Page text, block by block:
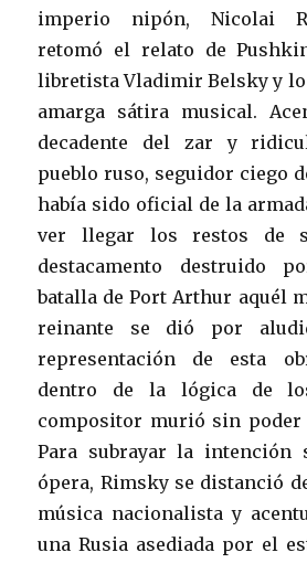
imperio nipón, Nicolai
retomó el relato de
libretista Vladimir Belsky y
amarga sátira musical.
decadente del zar y
pueblo ruso, seguidor ciego
había sido oficial de la
ver llegar los restos de
destacamento destruido
batalla de Port Arthur aquél
reinante se dió por
representación de esta
dentro de la lógica de
compositor murió sin poder
Para subrayar la intención
ópera, Rimsky se distanció
música nacionalista y
una Rusia asediada por el